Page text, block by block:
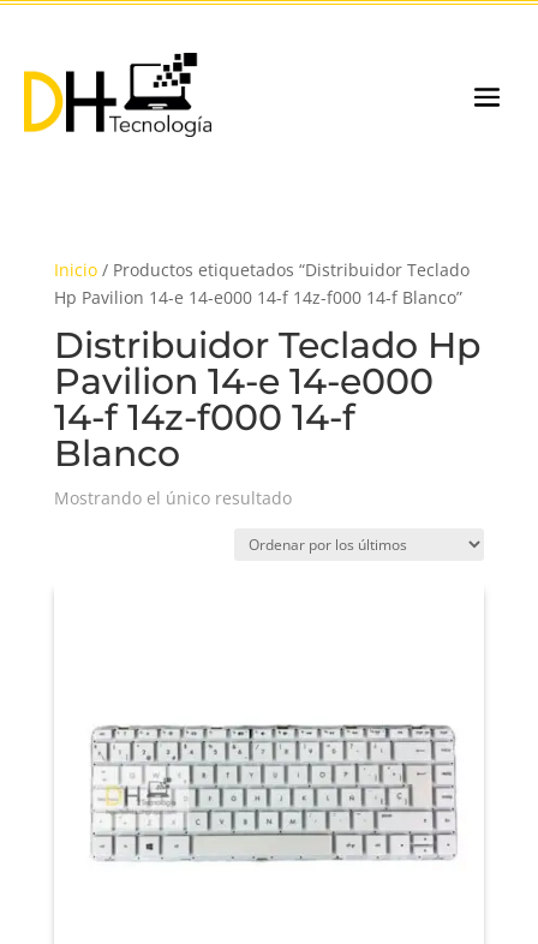
Inicio/ Productos etiquetados “Distribuidor Teclado
Hp Pavilion 14-e 14-e000 14-f 14z-f000 14-f Blanco”
Distribuidor Teclado Hp
Pavilion 14-e 14-e000
14-f 14z-f000 14-f
Blanco
Mostrando el único resultado